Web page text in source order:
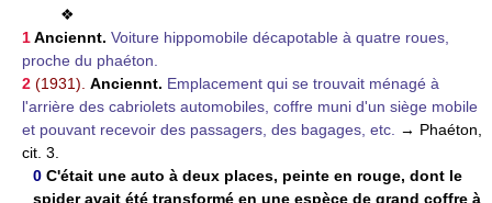
❖
1Anciennt. Voiture hippomobile décapotable à quatre roues,
proche du phaéton.
2 (1931). Anciennt. Emplacement qui se trouvait ménagé à
l'arrière des cabriolets automobiles, coffre muni d'un siège mobile
et pouvant recevoir des passagers, des bagages, etc.
→ Phaéton,
cit. 3.
0 C'était une auto à deux places, peinte en rouge, dont le
spider avait été transformé en une espèce de grand coffre à